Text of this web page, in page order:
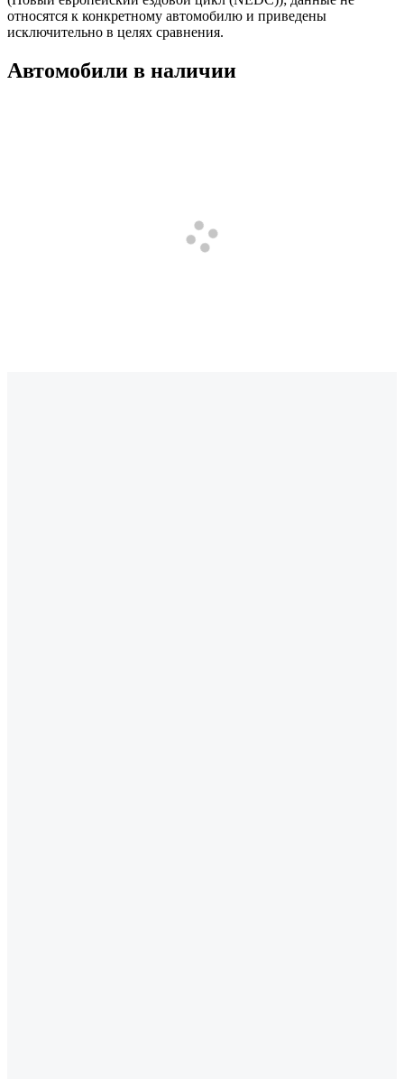
относятся к конкретному автомобилю и приведены
исключительно в целях сравнения.
Автомобили в наличии